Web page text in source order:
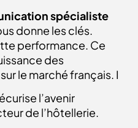
spécialiste
donne les clés.
performance. Ce
des
le marché français. I
l’avenir
de l’hôtellerie.